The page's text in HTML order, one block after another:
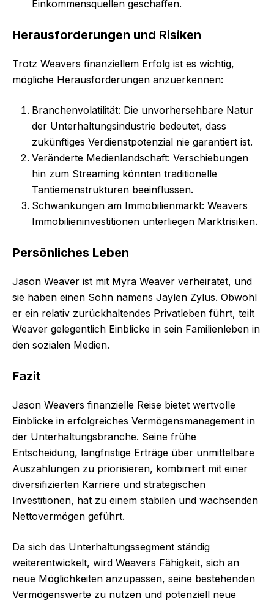
Einkommensquellen geschaffen.
Herausforderungen und Risiken
Trotz Weavers finanziellem Erfolg ist es wichtig,
mögliche Herausforderungen anzuerkennen:
Branchenvolatilität: Die unvorhersehbare Natur
der Unterhaltungsindustrie bedeutet, dass
zukünftiges Verdienstpotenzial nie garantiert ist.
Veränderte Medienlandschaft: Verschiebungen
hin zum Streaming könnten traditionelle
Tantiemenstrukturen beeinflussen.
Schwankungen am Immobilienmarkt: Weavers
Immobilieninvestitionen unterliegen Marktrisiken.
Persönliches Leben
Jason Weaver ist mit Myra Weaver verheiratet, und
sie haben einen Sohn namens Jaylen Zylus. Obwohl
er ein relativ zurückhaltendes Privatleben führt, teilt
Weaver gelegentlich Einblicke in sein Familienleben in
den sozialen Medien.
Fazit
Jason Weavers finanzielle Reise bietet wertvolle
Einblicke in erfolgreiches Vermögensmanagement in
der Unterhaltungsbranche. Seine frühe
Entscheidung, langfristige Erträge über unmittelbare
Auszahlungen zu priorisieren, kombiniert mit einer
diversifizierten Karriere und strategischen
Investitionen, hat zu einem stabilen und wachsenden
Nettovermögen geführt.
Da sich das Unterhaltungssegment ständig
weiterentwickelt, wird Weavers Fähigkeit, sich an
neue Möglichkeiten anzupassen, seine bestehenden
Vermögenswerte zu nutzen und potenziell neue